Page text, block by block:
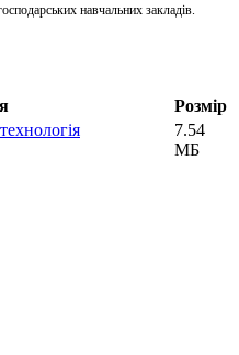
навчальних закладів.
Розмір
7.54
МБ